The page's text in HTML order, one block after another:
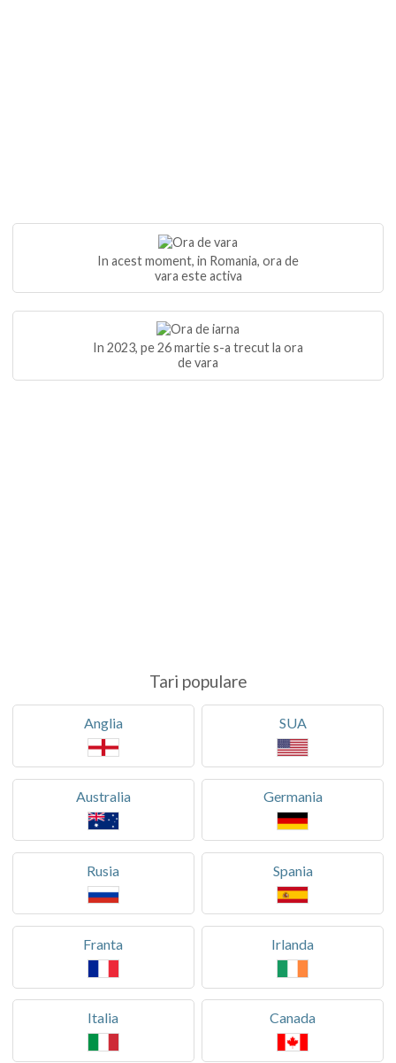
In acest moment, in Romania, ora de
vara este activa
In 2023, pe 26 martie s-a trecut la ora
de vara
Tari populare
Anglia SUA
Australia Germania
Rusia Spania
Franta Irlanda
Italia Canada